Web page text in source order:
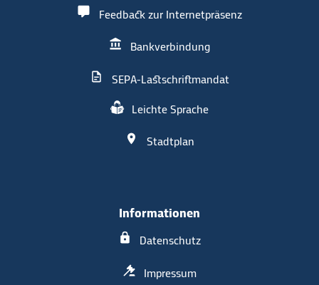
Feedback zur Internetpräsenz
Bankverbindung
SEPA-Lastschriftmandat
Leichte Sprache
Stadtplan
Informationen
Datenschutz
Impressum